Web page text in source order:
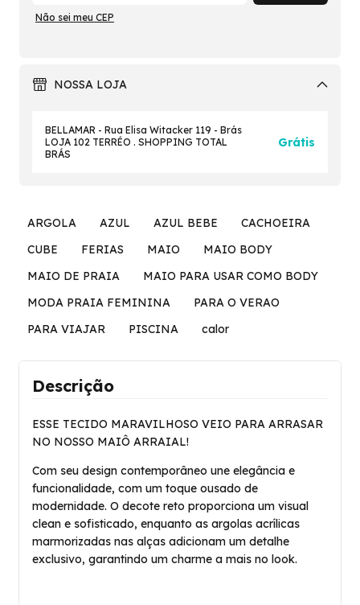
Não sei meu CEP
NOSSA LOJA
BELLAMAR - Rua Elisa Witacker 119 - Brás
LOJA 102 TERRÉO . SHOPPING TOTAL
BRÁS
Grátis
ARGOLA AZUL AZUL BEBE
CACHOEIRA
CUBE
FERIAS MAIO
MAIO BODY
MAIO DE PRAIA
MAIO PARA USAR COMO BODY
MODA PRAIA FEMININA
PARA O VERAO
PARA VIAJAR
PISCINA calor
Descrição
ESSE TECIDO MARAVILHOSO VEIO PARA ARRASAR
NO NOSSO MAIÔ ARRAIAL!
Com seu design contemporâneo une elegância e
funcionalidade, com um toque ousado de
modernidade. O decote reto proporciona um visual
clean e sofisticado, enquanto as argolas acrílicas
marmorizadas nas alças adicionam um detalhe
exclusivo, garantindo um charme a mais no look.